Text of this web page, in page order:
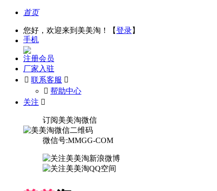
首页
您好，欢迎来到美美淘！【登录】
手机
注册会员
厂家入驻
 联系客服 
󰅃 帮助中心
关注 
订阅美美淘微信
微信号:MMGG-COM